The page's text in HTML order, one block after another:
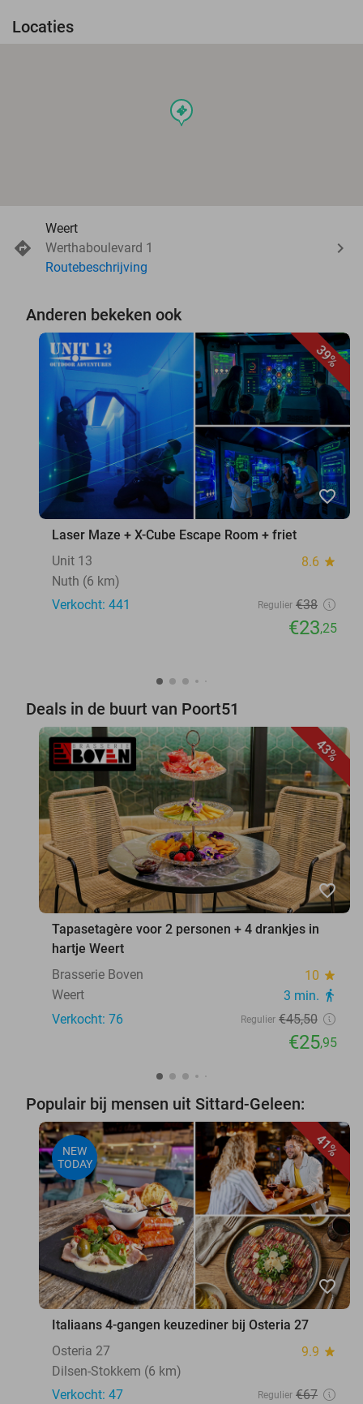
Locaties
events
Weert
Werthaboulevard 1
Routebeschrijving
Anderen bekeken ook
39%
favorite_border
Laser Maze + X-Cube Escape Room + friet
Unit 13
8.6 star
Nuth (6 km)
Verkocht: 441
Regulier €38
€23,25
Deals in de buurt van Poort51
43%
favorite_border
Tapasetagère voor 2 personen + 4 drankjes in
hartje Weert
Brasserie Boven
10 star
Weert 3 min. directions_walk
Verkocht: 76 Regulier €45,50
€25,95
Populair bij mensen uit Sittard-Geleen:
41%
NEW
TODAY
favorite_border
Italiaans 4-gangen keuzediner bij Osteria 27
Osteria 27
9.9 star
Dilsen-Stokkem (6 km)
Verkocht: 47
Regulier €67